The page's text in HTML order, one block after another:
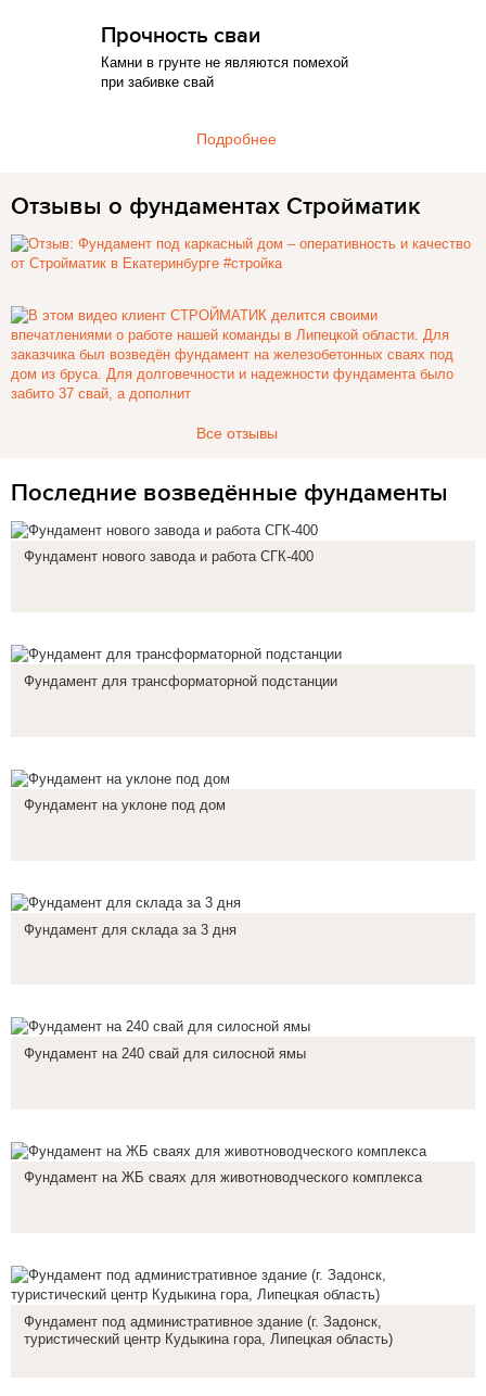
Прочность сваи
Камни в грунте не являются помехой
при забивке свай
Подробнее
Отзывы о фундаментах Стройматик
Все отзывы
Последние возведённые фундаменты
Фундамент нового завода и работа СГК-400
Фундамент для трансформаторной подстанции
Фундамент на уклоне под дом
Фундамент для склада за 3 дня
Фундамент на 240 свай для силосной ямы
Фундамент на ЖБ сваях для животноводческого комплекса
Фундамент под административное здание (г. Задонск,
туристический центр Кудыкина гора, Липецкая область)